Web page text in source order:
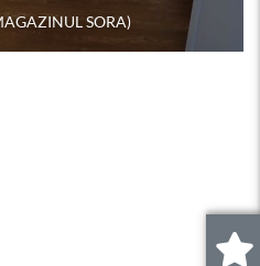
SORA)